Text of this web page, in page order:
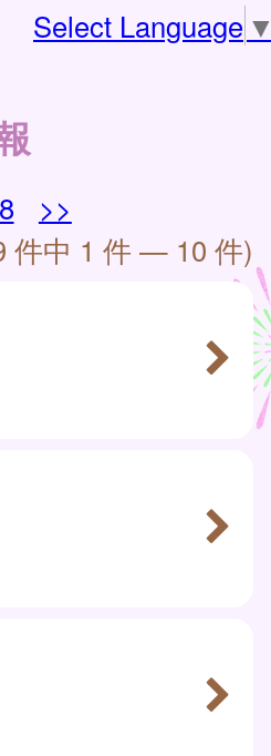
Select Language ▼
>>
件中 1 件 — 10 件)